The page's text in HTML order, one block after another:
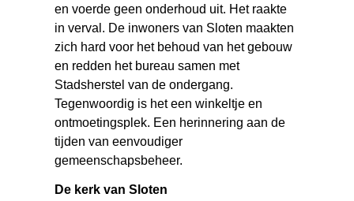
en voerde geen onderhoud uit. Het raakte
in verval. De inwoners van Sloten maakten
zich hard voor het behoud van het gebouw
en redden het bureau samen met
Stadsherstel van de ondergang.
Tegenwoordig is het een winkeltje en
ontmoetingsplek. Een herinnering aan de
tijden van eenvoudiger
gemeenschapsbeheer.
De kerk van Sloten